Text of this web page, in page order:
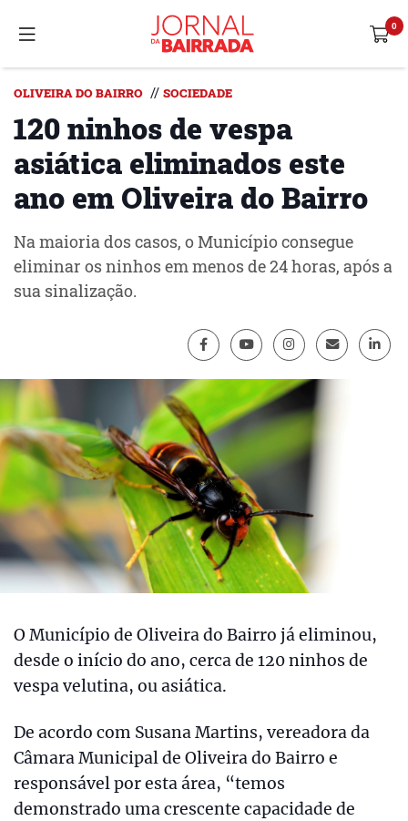
OLIVEIRA DO BAIRRO // SOCIEDADE
120 ninhos de vespa
asiática eliminados este
ano em Oliveira do Bairro
Na maioria dos casos, o Município consegue
eliminar os ninhos em menos de 24 horas, após a
sua sinalização.
O Município de Oliveira do Bairro já eliminou,
desde o início do ano, cerca de 120 ninhos de
vespa velutina, ou asiática.
De acordo com Susana Martins, vereadora da
Câmara Municipal de Oliveira do Bairro e
responsável por esta área, “temos
demonstrado uma crescente capacidade de